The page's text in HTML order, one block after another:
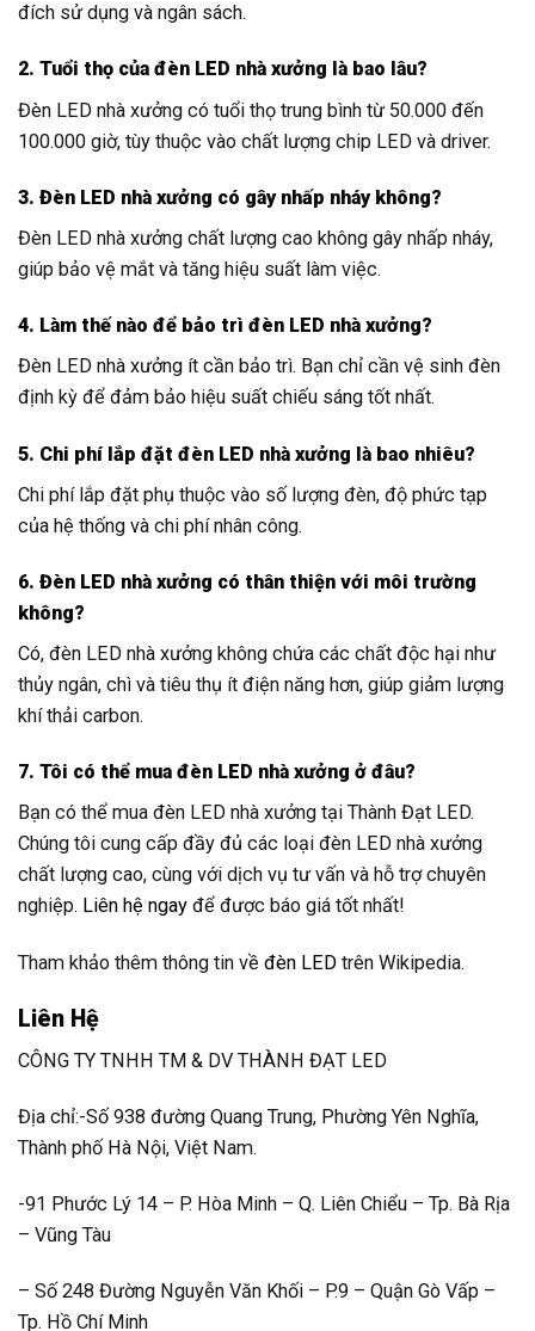
đích sử dụng và ngân sách.
2. Tuổi thọ của đèn LED nhà xưởng là bao lâu?
Đèn LED nhà xưởng có tuổi thọ trung bình từ 50.000 đến
100.000 giờ, tùy thuộc vào chất lượng chip LED và driver.
3. Đèn LED nhà xưởng có gây nhấp nháy không?
Đèn LED nhà xưởng chất lượng cao không gây nhấp nháy,
giúp bảo vệ mắt và tăng hiệu suất làm việc.
4. Làm thế nào để bảo trì đèn LED nhà xưởng?
Đèn LED nhà xưởng ít cần bảo trì. Bạn chỉ cần vệ sinh đèn
định kỳ để đảm bảo hiệu suất chiếu sáng tốt nhất.
5. Chi phí lắp đặt đèn LED nhà xưởng là bao nhiêu?
Chi phí lắp đặt phụ thuộc vào số lượng đèn, độ phức tạp
của hệ thống và chi phí nhân công.
6. Đèn LED nhà xưởng có thân thiện với môi trường
không?
Có, đèn LED nhà xưởng không chứa các chất độc hại như
thủy ngân, chì và tiêu thụ ít điện năng hơn, giúp giảm lượng
khí thải carbon.
7. Tôi có thể mua đèn LED nhà xưởng ở đâu?
Bạn có thể mua đèn LED nhà xưởng tại Thành Đạt LED.
Chúng tôi cung cấp đầy đủ các loại đèn LED nhà xưởng
chất lượng cao, cùng với dịch vụ tư vấn và hỗ trợ chuyên
nghiệp. Liên hệ ngay để được báo giá tốt nhất!
Tham khảo thêm thông tin về đèn LED trên Wikipedia.
Liên Hệ
CÔNG TY TNHH TM & DV THÀNH ĐẠT LED
Địa chỉ:-Số 938 đường Quang Trung, Phường Yên Nghĩa,
Thành phố Hà Nội, Việt Nam.
-91 Phước Lý 14 – P. Hòa Minh – Q. Liên Chiểu – Tp. Bà Rịa
– Vũng Tàu
– Số 248 Đường Nguyễn Văn Khối – P.9 – Quận Gò Vấp –
Tp. Hồ Chí Minh